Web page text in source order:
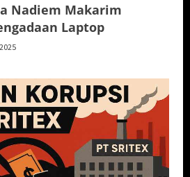
Nadiem Makarim
Laptop